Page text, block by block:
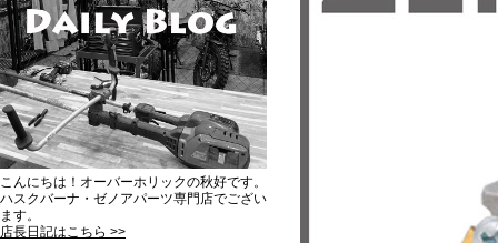
こんにちは！オーバーホリックの秋好です。
ハスクバーナ・ゼノアパーツ専門店でござい
ます。
店長日記はこちら >>